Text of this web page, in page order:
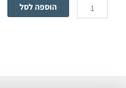
בחשכה
הוספה לסל